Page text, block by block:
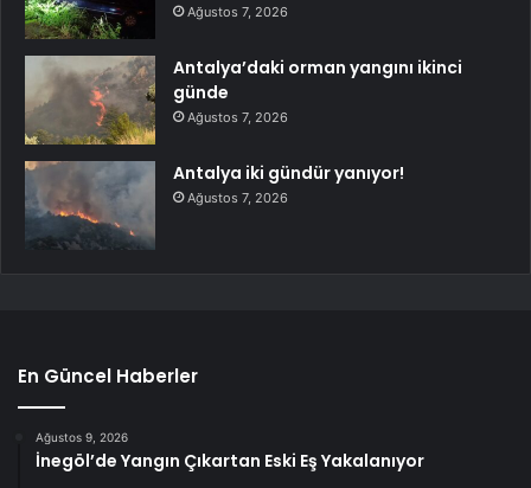
Ağustos 7, 2026
Antalya’daki orman yangını ikinci
günde
Ağustos 7, 2026
Antalya iki gündür yanıyor!
Ağustos 7, 2026
En Güncel Haberler
Ağustos 9, 2026
İnegöl’de Yangın Çıkartan Eski Eş Yakalanıyor